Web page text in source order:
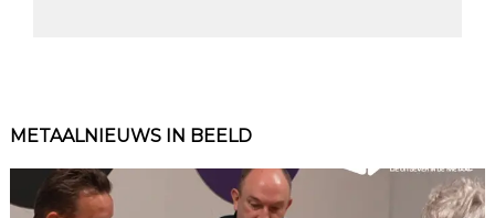
METAALNIEUWS IN BEELD